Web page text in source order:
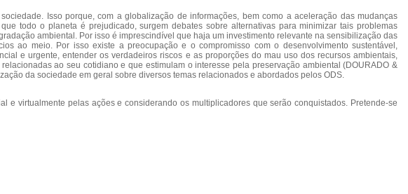
Isso porque, com a globalização de informações, bem como a aceleração das mudanças
todo o planeta é prejudicado, surgem debates sobre alternativas para minimizar tais problemas
ambiental. Por isso é imprescindível que haja um investimento relevante na sensibilização das
ao meio. Por isso existe a preocupação e o compromisso com o desenvolvimento sustentável,
e urgente, entender os verdadeiros riscos e as proporções do mau uso dos recursos ambientais,
ao seu cotidiano e que estimulam o interesse pela preservação ambiental (DOURADO &
da sociedade em geral sobre diversos temas relacionados e abordados pelos ODS.
virtualmente pelas ações e considerando os multiplicadores que serão conquistados. Pretende-se